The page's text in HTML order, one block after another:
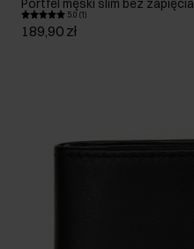
Portfel męski slim bez zapięcia
5.0 (1)
189,90 zł